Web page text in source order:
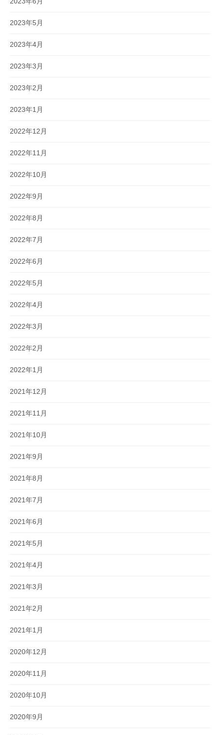
2023年5月
2023年4月
2023年3月
2023年2月
2023年1月
2022年12月
2022年11月
2022年10月
2022年9月
2022年8月
2022年7月
2022年6月
2022年5月
2022年4月
2022年3月
2022年2月
2022年1月
2021年12月
2021年11月
2021年10月
2021年9月
2021年8月
2021年7月
2021年6月
2021年5月
2021年4月
2021年3月
2021年2月
2021年1月
2020年12月
2020年11月
2020年10月
2020年9月